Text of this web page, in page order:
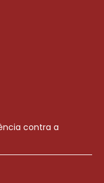
contra a